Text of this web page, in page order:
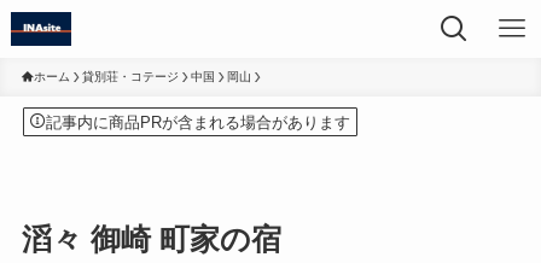
ホーム 貸別荘・コテージ 中国 岡山
記事内に商品PRが含まれる場合があります
滔々 御崎 町家の宿